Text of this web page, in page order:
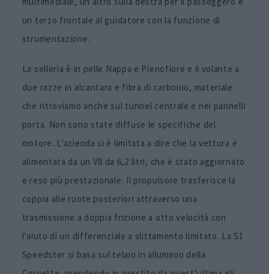
un terzo frontale al guidatore con la funzione di
strumentazione.
La selleria è in pelle Nappa e Pienofiore e il volante a
due razze in alcantara e fibra di carbonio, materiale
che ritroviamo anche sul tunnel centrale e nei pannelli
porta. Non sono state diffuse le specifiche del
motore. L’azienda si è limitata a dire che la vettura è
alimentata da un V8 da 6,2 litri, che è stato aggiornato
e reso più prestazionale. Il propulsore trasferisce la
coppia alle ruote posteriori attraverso una
trasmissione a doppia frizione a otto velocità con
l’aiuto di un differenziale a slittamento limitato. La S1
Speedster si basa sul telaio in alluminio della